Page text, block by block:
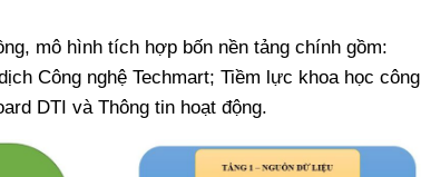
mô hình tích hợp bốn nền tảng chính gồm:
Công nghệ Techmart; Tiềm lực khoa học công
DTI và Thông tin hoạt động.